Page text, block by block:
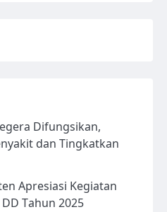
Difungsikan,
dan Tingkatkan
Apresiasi Kegiatan
Tahun 2025